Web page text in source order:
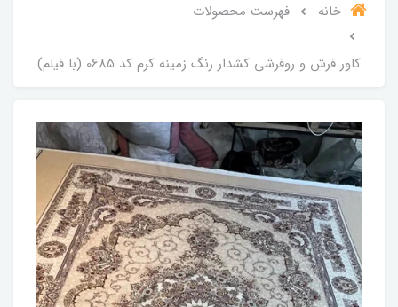
خانه فهرست محصولات
کاور فرش و روفرشی کشدار رنگ زمینه کرم کد 0685 (با فیلم)